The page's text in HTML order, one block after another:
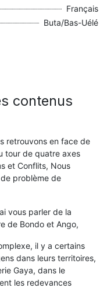
Français
Buta/Bas-Uélé
contenus
retrouvons en face de
tour de quatre axes
et Conflits, Nous
problème de
vous parler de la
de Bondo et Ango,
il y a certains
dans leurs territoires,
Gaya, dans le
les redevances